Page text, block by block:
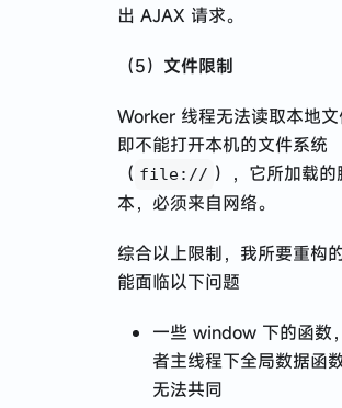
出 AJAX 请求。
（5） 文件限制
Worker 线程无法读取本地文
即不能打开本机的文件系统
（ file:// ），它所加载的
本，必须来自网络。
综合以上限制，我所要重构
能面临以下问题
一些 window 下的函数
者主线程下全局数据函数
无法共同